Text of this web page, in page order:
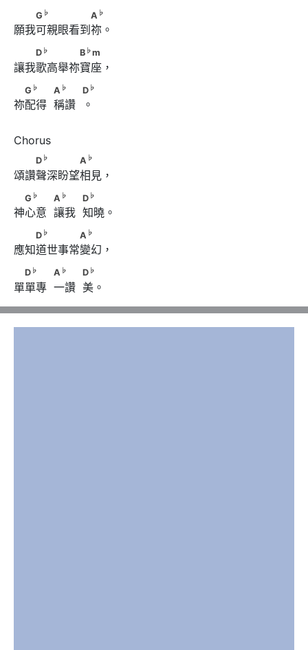
G ♭ A
G ♭ A ♭
願我可親眼看到祢。
D ♭ B
D ♭ B ♭m
讓我歌高舉祢寶座，
G ♭ A
G ♭ A ♭ D ♭
祢配得  稱讚  。
D ♭ A
D ♭ A ♭
頌讚聲深盼望相見，
G ♭ A
G ♭ A ♭ D ♭
神心意  讓我  知曉。
D ♭ A
D ♭ A ♭
應知道世事常變幻，
D ♭ A
D ♭ A ♭ D ♭
單單專  一讚  美。